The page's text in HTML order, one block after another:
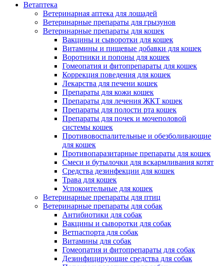
Ветаптека
Ветеринарная аптека для лошадей
Ветеринарные препараты для грызунов
Ветеринарные препараты для кошек
Вакцины и сыворотки для кошек
Витамины и пищевые добавки для кошек
Воротники и попоны для кошек
Гомеопатия и фитопрепараты для кошек
Коррекция поведения для кошек
Лекарства для печени кошек
Препараты для кожи кошек
Препараты для лечения ЖКТ кошек
Препараты для полости рта кошек
Препараты для почек и мочеполовой
системы кошек
Противовоспалительные и обезболивающие
для кошек
Противопаразитарные препараты для кошек
Смеси и бутылочки для вскармливания котят
Средства дезинфекции для кошек
Трава для кошек
Успокоительные для кошек
Ветеринарные препараты для птиц
Ветеринарные препараты для собак
Антибиотики для собак
Вакцины и сыворотки для собак
Ветпаспорта для собак
Витамины для собак
Гомеопатия и фитопрепараты для собак
Дезинфицирующие средства для собак